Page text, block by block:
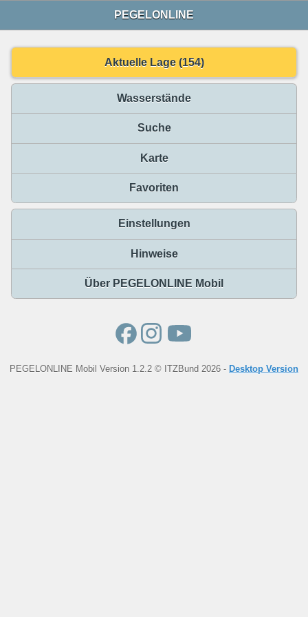
PEGELONLINE
Aktuelle Lage (154)
Wasserstände
Suche
Karte
Favoriten
Einstellungen
Hinweise
Über PEGELONLINE Mobil
PEGELONLINE Mobil Version 1.2.2 © ITZBund 2026 - Desktop Version